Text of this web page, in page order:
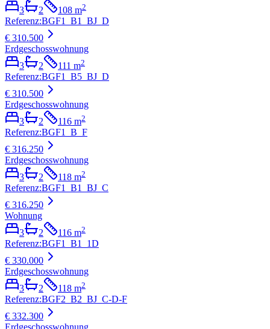
3 2 108 m2
Referenz:BGF1_B1_BJ_D
€ 310.500
Erdgeschosswohnung
3
2 111 m2
Referenz:BGF1_B5_BJ_D
€ 310.500
Erdgeschosswohnung
3
2 116 m2
Referenz:BGF1_B_F
€ 316.250
Erdgeschosswohnung
3
2 118 m2
Referenz:BGF1_B1_BJ_C
€ 316.250
Wohnung
3
2 116 m2
Referenz:BGF1_B1_1D
€ 330.000
Erdgeschosswohnung
3
2 118 m2
Referenz:BGF2_B2_BJ_C-D-F
€ 332.300